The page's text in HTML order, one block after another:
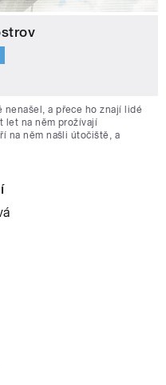
nenašel, a přece ho znají lidé
let na něm prožívají
na něm našli útočiště, a